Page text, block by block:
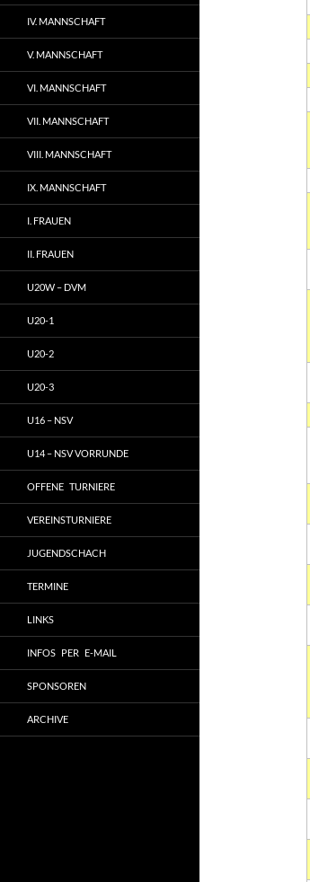
IV. MANNSCHAFT
V. MANNSCHAFT
VI. MANNSCHAFT
VII. MANNSCHAFT
VIII. MANNSCHAFT
IX. MANNSCHAFT
I. FRAUEN
II. FRAUEN
U20W – DVM
U20-1
U20-2
U20-3
U16 – NSV
U14 – NSV VORRUNDE
OFFENE TURNIERE
VEREINSTURNIERE
JUGENDSCHACH
TERMINE
LINKS
INFOS PER E-MAIL
SPONSOREN
ARCHIVE